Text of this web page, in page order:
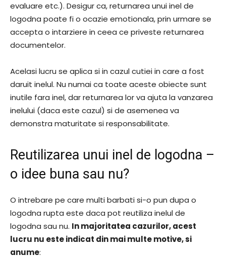
evaluare etc.). Desigur ca, returnarea unui inel de
logodna poate fi o ocazie emotionala, prin urmare se
accepta o intarziere in ceea ce priveste returnarea
documentelor.
Acelasi lucru se aplica si in cazul cutiei in care a fost
daruit inelul. Nu numai ca toate aceste obiecte sunt
inutile fara inel, dar returnarea lor va ajuta la vanzarea
inelului (daca este cazul) si de asemenea va
demonstra maturitate si responsabilitate.
Reutilizarea unui inel de logodna –
o idee buna sau nu?
O intrebare pe care multi barbati si-o pun dupa o
logodna rupta este daca pot reutiliza inelul de
logodna sau nu. In majoritatea cazurilor, acest
lucru nu este indicat din mai multe motive, si
anume: